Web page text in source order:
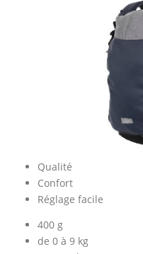
Qualité
Confort
Réglage facile
400 g
de 0 à 9 kg